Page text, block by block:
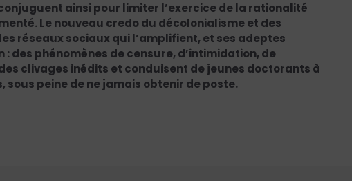
ainsi pour limiter l’exercice de la rationalité
Le nouveau credo du décolonialisme et des
réseaux sociaux qui l’amplifient, et ses adeptes
des phénomènes de censure, d’intimidation, de
clivages inédits et conduisent de jeunes doctorants à
sous peine de ne jamais obtenir de poste.